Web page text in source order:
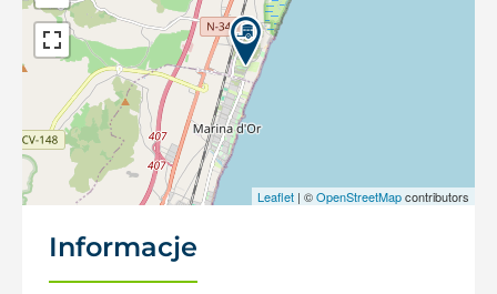
Leaflet | ©OpenStreetMapcontributors
Informacje